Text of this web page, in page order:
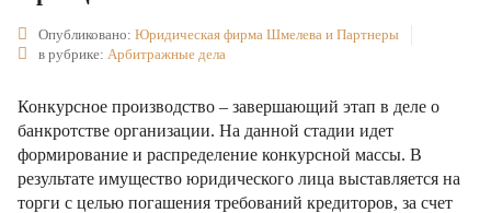
Опубликовано: Юридическая фирма Шмелева и Партнеры
в рубрике: Арбитражные дела
Конкурсное производство – завершающий этап в деле о
банкротстве организации. На данной стадии идет
формирование и распределение конкурсной массы. В
результате имущество юридического лица выставляется на
торги с целью погашения требований кредиторов, за счет